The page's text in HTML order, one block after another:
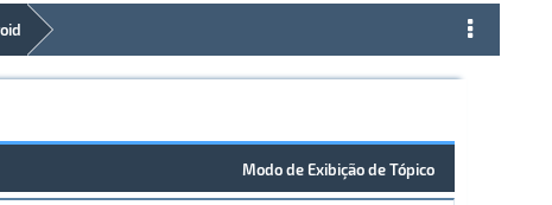
Modo de Exibição de Tópico